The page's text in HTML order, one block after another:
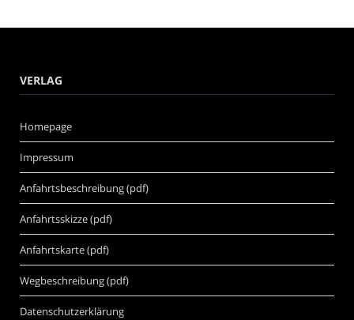
VERLAG
Homepage
Impressum
Anfahrtsbeschreibung (pdf)
Anfahrtsskizze (pdf)
Anfahrtskarte (pdf)
Wegbeschreibung (pdf)
Datenschutzerklärung